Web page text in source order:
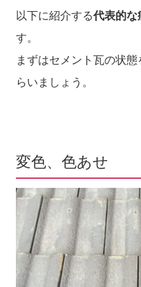
以下に紹介する代表的な
す。
まずはセメント瓦の状
らいましょう。
変色、色あせ